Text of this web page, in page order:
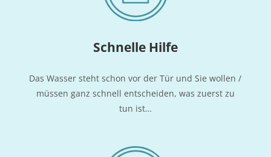
Schnel­le Hilfe
Das Was­ser steht schon vor der Tür und Sie wol­len /
müs­sen ganz schnell ent­schei­den, was zuerst zu
tun ist…